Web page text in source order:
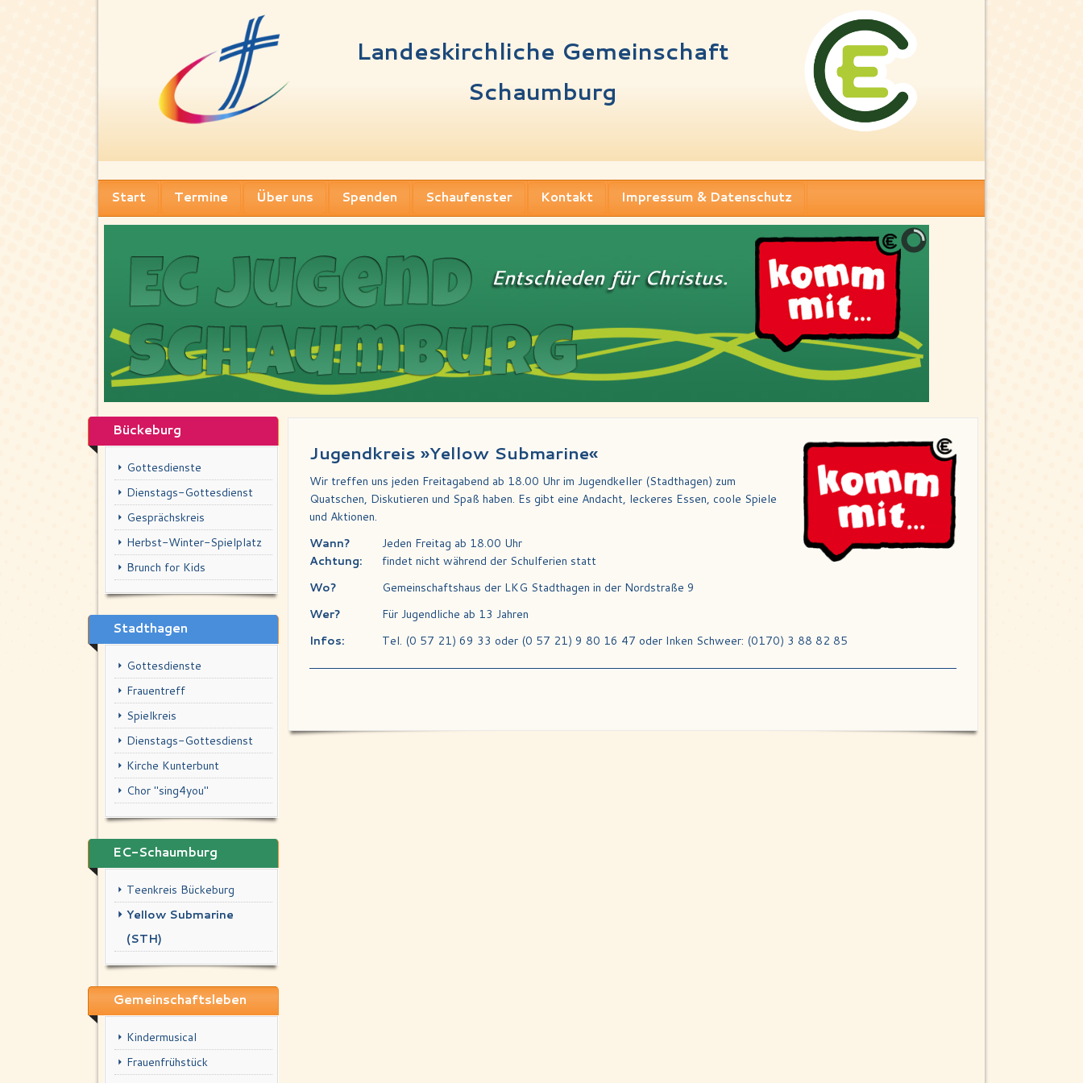
Landeskirchliche Gemeinschaft
Schaumburg
Start Termine Über uns Spenden Schaufenster Kontakt Impressum & Datenschutz
Bückeburg
Gottesdienste
Dienstags-Gottesdienst
Gesprächskreis
Herbst-Winter-Spielplatz
Brunch for Kids
Stadthagen
Gottesdienste
Frauentreff
Spielkreis
Dienstags-Gottesdienst
Kirche Kunterbunt
Chor "sing4you"
EC-Schaumburg
Teenkreis Bückeburg
Yellow Submarine
(STH)
Gemeinschaftsleben
Kindermusical
Frauenfrühstück
Jugendkreis »Yellow Submarine«
Wir treffen uns jeden Freitagabend ab 18.00 Uhr im Jugendkeller (Stadthagen) zum
Quatschen, Diskutieren und Spaß haben. Es gibt eine Andacht, leckeres Essen, coole Spiele
und Aktionen.
Wann?
Jeden Freitag ab 18.00 Uhr
Achtung:
findet nicht während der Schulferien statt
Wo?
Gemeinschaftshaus der LKG Stadthagen in der Nordstraße 9
Wer?
Für Jugendliche ab 13 Jahren
Infos:
Tel. (0 57 21) 69 33 oder (0 57 21) 9 80 16 47 oder Inken Schweer: (0170) 3 88 82 85